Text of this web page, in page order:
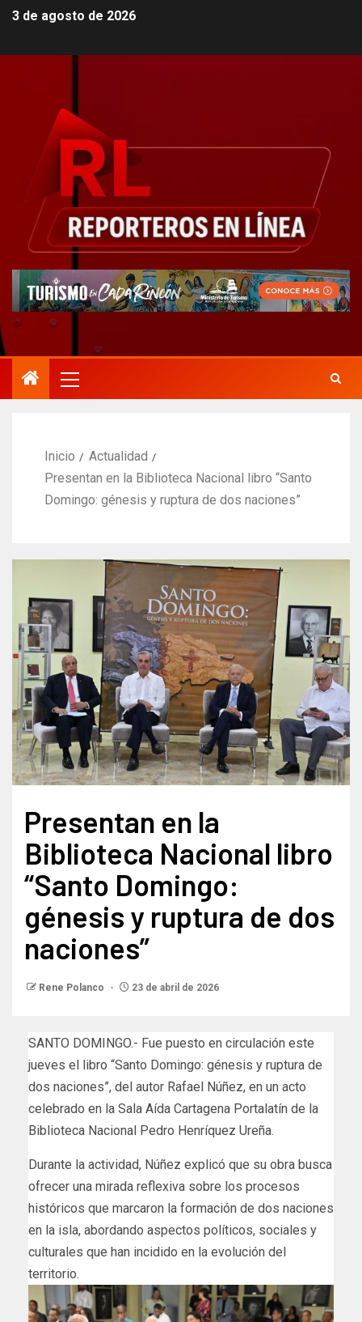
3 de agosto de 2026
Inicio
Actualidad
Presentan en la Biblioteca Nacional libro “Santo
Domingo: génesis y ruptura de dos naciones”
Presentan en la
Biblioteca Nacional libro
“Santo Domingo:
génesis y ruptura de dos
naciones”
Rene Polanco 23 de abril de 2026
SANTO DOMINGO.- Fue puesto en circulación este
jueves el libro “Santo Domingo: génesis y ruptura de
dos naciones”, del autor Rafael Núñez, en un acto
celebrado en la Sala Aída Cartagena Portalatín de la
Biblioteca Nacional Pedro Henríquez Ureña.
Durante la actividad, Núñez explicó que su obra busca
ofrecer una mirada reflexiva sobre los procesos
históricos que marcaron la formación de dos naciones
en la isla, abordando aspectos políticos, sociales y
culturales que han incidido en la evolución del
territorio.